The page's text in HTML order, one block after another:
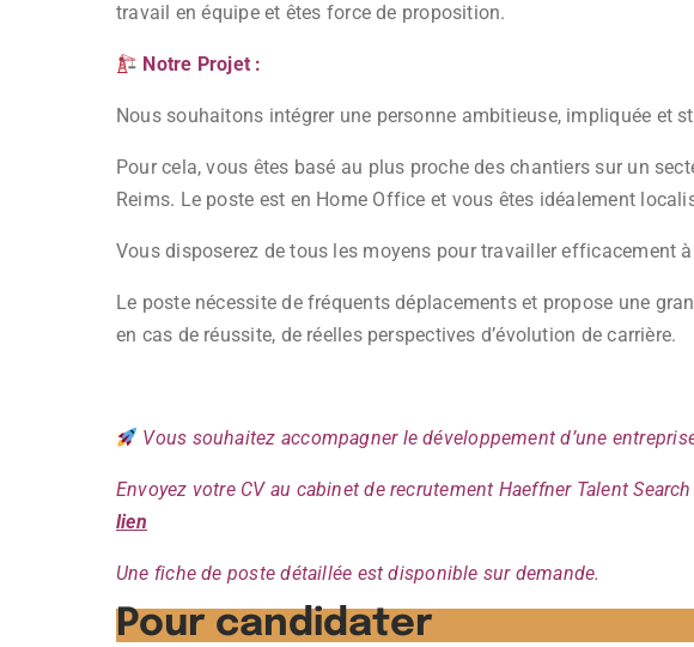
travail en équipe et êtes force de proposition.
Notre Projet :
Nous souhaitons intégrer une personne ambitieuse, impliquée et
Pour cela, vous êtes basé au plus proche des chantiers sur un
Reims. Le poste est en Home Office et vous êtes idéalement
Vous disposerez de tous les moyens pour travailler efficacement
Le poste nécessite de fréquents déplacements et propose une
en cas de réussite, de réelles perspectives d’évolution de carrière.
Vous souhaitez accompagner le développement d’une
Envoyez votre CV au cabinet de recrutement Haeffner Talent
lien
Une fiche de poste détaillée est disponible sur demande.
Pour candidater